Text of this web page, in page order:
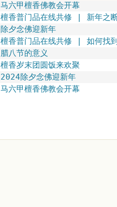
马六甲檀香佛教会开幕
檀香普门品在线共修 | 新年之
除夕念佛迎新年
檀香普门品在线共修 | 如何找
腊八节的意义
檀香岁末团圆饭来欢聚
2024除夕念佛迎新年
马六甲檀香佛教会开幕